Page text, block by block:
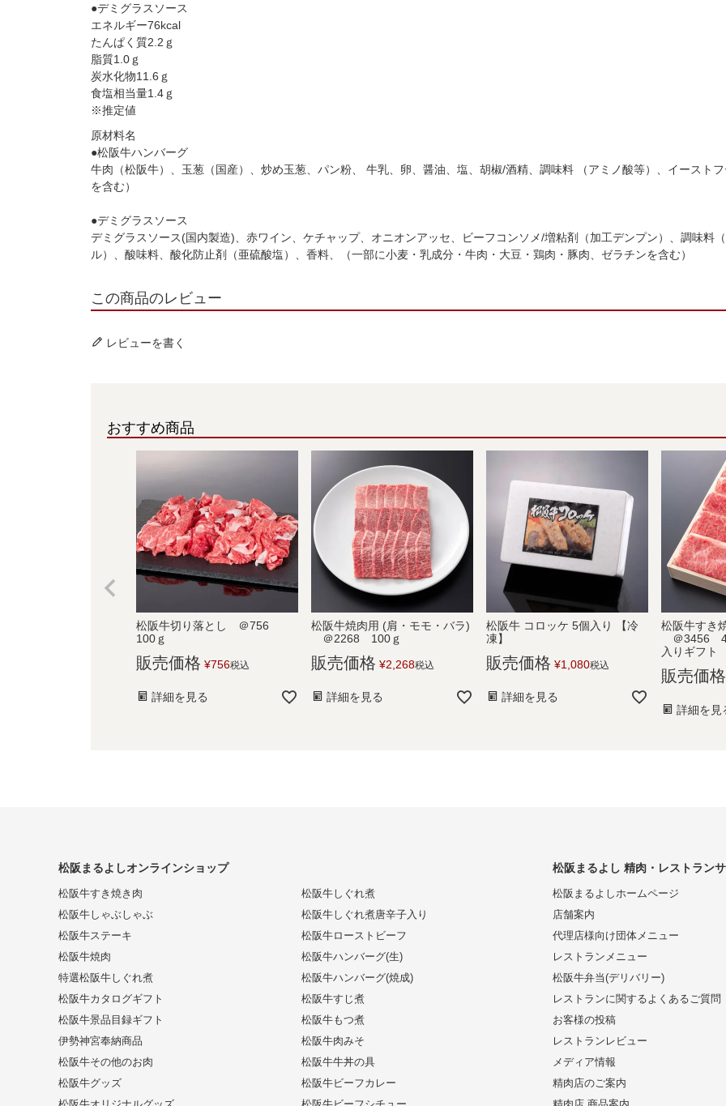
●デミグラスソース
エネルギー76kcal
たんぱく質2.2ｇ
脂質1.0ｇ
炭水化物11.6ｇ
食塩相当量1.4ｇ
※推定値
原材料名
●松阪牛ハンバーグ
牛肉（松阪牛）、玉葱（国産）、炒め玉葱、パン粉、 牛乳、卵、醤油、塩、胡椒/酒精、調味料 （アミノ酸等）、イースト
を含む）
●デミグラスソース
デミグラスソース(国内製造)、赤ワイン、ケチャップ、オニオンアッセ、ビーフコンソメ/増粘剤（加工デンプン）、調味料
ル）、酸味料、酸化防止剤（亜硫酸塩）、香料、（一部に小麦・乳成分・牛肉・大豆・鶏肉・豚肉、ゼラチンを含む）
この商品のレビュー
レビューを書く
おすすめ商品
松阪牛切り落とし ＠756
100ｇ
販売価格 ¥756税込
詳細を見る
松阪牛焼肉用 (肩・モモ・バラ)
＠2268 100ｇ
販売価格 ¥2,268税込
詳細を見る
松阪牛 コロッケ 5個入り 【冷
凍】
販売価格 ¥1,080税込
詳細を見る
松阪牛すき
＠3456
入りギフト
販売価格
詳細を見
松阪まるよしオンラインショップ
松阪牛すき焼き肉
松阪牛しゃぶしゃぶ
松阪牛ステーキ
松阪牛焼肉
特選松阪牛しぐれ煮
松阪牛カタログギフト
松阪牛景品目録ギフト
伊勢神宮奉納商品
松阪牛その他のお肉
松阪牛グッズ
松阪牛しぐれ煮
松阪牛しぐれ煮唐辛子入り
松阪牛ローストビーフ
松阪牛ハンバーグ(生)
松阪牛ハンバーグ(焼成)
松阪牛すじ煮
松阪牛もつ煮
松阪牛肉みそ
松阪牛牛丼の具
松阪牛ビーフカレー
松阪まるよし 精肉・レストラン
松阪まるよしホームページ
店舗案内
代理店様向け団体メニュー
レストランメニュー
松阪牛弁当(デリバリー)
レストランに関するよくあるご質問
お客様の投稿
レストランレビュー
メディア情報
精肉店のご案内